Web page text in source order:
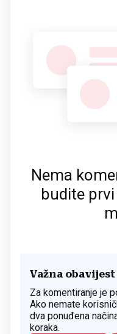
Nema
budite
Važna obavijest
Za komentiranje je
Ako nemate
dva ponuđena
koraka.